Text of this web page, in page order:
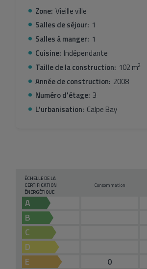
Zone: Vieille ville
Salles de séjour: 1
Salles à manger: 1
Cuisine: Indépendante
Taille de la construction: 102 m2
Année de construction: 2008
Numéro d'étage: 3
L’urbanisation: Calpe Bay
ÉCHELLE DE LA
CERTIFICATION
ÉNERGÉTIQUE
Consommation
A
B
C
D
E 0